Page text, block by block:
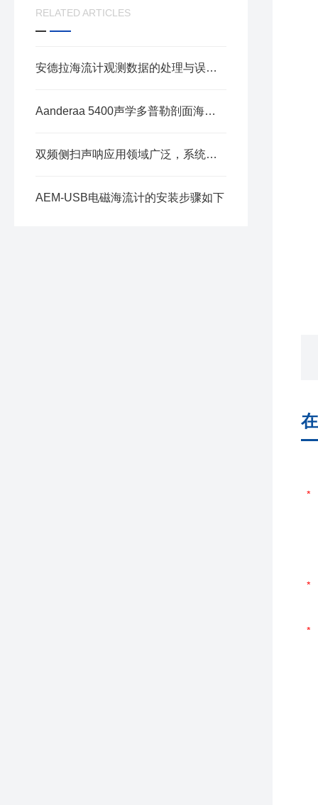
RELATED ARTICLES
安德拉海流计观测数据的处理与误差分析要点
Aanderaa 5400声学多普勒剖面海流传感器深度解读
双频侧扫声呐应用领域广泛，系统功能多样
AEM-USB电磁海流计的安装步骤如下